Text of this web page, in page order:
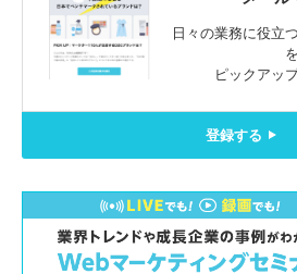
日々の業務に役立
ピックアッ
登録する